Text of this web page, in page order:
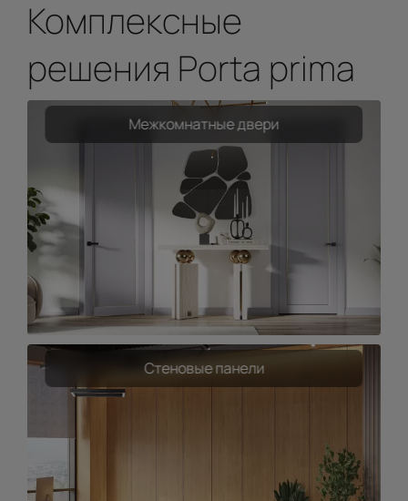
Комплексные
решения Porta prima
Межкомнатные двери
Стеновые панели